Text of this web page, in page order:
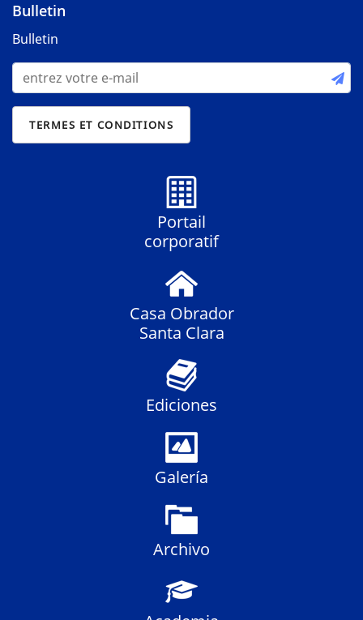
Bulletin
Bulletin
Portail
corporatif
Casa Obrador
Santa Clara
Ediciones
Galería
Archivo